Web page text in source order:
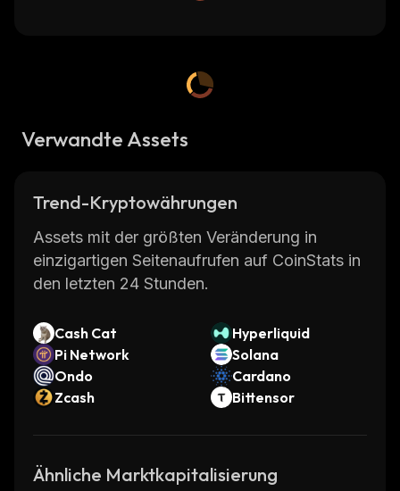
Verwandte Assets
Trend-Kryptowährungen
Assets mit der größten Veränderung in
einzigartigen Seitenaufrufen auf CoinStats in
den letzten 24 Stunden.
Cash Cat
Hyperliquid
Pi Network
Solana
Ondo
Cardano
Zcash
Bittensor
Ähnliche Marktkapitalisierung